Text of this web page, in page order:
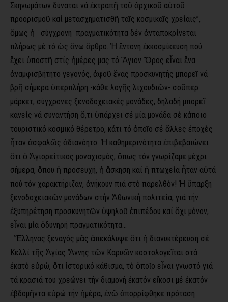
Σκηνωμάτων δύναται νά ἐκτραπῇ τοῦ ἀρχικοῦ αὐτοῦ
προορισμοῦ καί μετασχηματισθῆ ταῖς κοσμικαῖς χρείαις”,
ὅμως ἡ σύγχρονη πρα­γματικότητα δέν ἀνταποκρίνεται
πλήρως μέ τό ὡς ἄνω ἄρθρο. Ἡ ἔντονη ἐκκοσμίκευση πού
ἔχει ὑποστῆ στίς ἡμέρες μας τό Ἅγιον Ὄρος εἶναι ἕνα
ἀναμφισβήτητο γεγονός, ἀφοῦ ἕνας προσκυνητής μπορεῖ νά
βρῆ σήμερα ὑπερπλήρη -κάθε λογῆς λιχουδιῶν- σοῦπερ
μάρκετ, σύγχρονες ξενοδοχειακές μονάδες, δηλαδή μπορεῖ
κανείς νά συναντήση ὅ,τι ὑπάρχει σέ μία μονάδα σέ κάποιο
τουριστικό κοσμικό θέρετρο, κάτι τό ὁποῖο σέ ἄλλες ἐποχές
ἦταν ἀσφαλῶς ἀδιανόητο. Ἡ καθημερινότητα ἐπιβεβαιώνει
ὅτι ὁ Ἁγιορείτικος μοναχισμός, ὅπως τόν γνωρίζαμε μέχρι
σήμερα, ὅπου ἡ προσευχή, ἡ ἄσκηση καί ἡ πτωχεία ἦταν αὐτά
πού τόν χαρακτήριζαν, ἀνήκουν πιά στό παρελθόν! Ἡ ὕπαρξη
ξενοδοχειακῶν μονάδων στήν Ἀθωνική πολιτεία, γιά τήν
ἐξυπηρέτηση προσ­κυνητῶν ὑψηλοῦ ἐπιπέδου καί ὄχι μόνον,
εἶναι μία ὀδυνηρή πραγματικότητα…
Ἕλληνας ξεναγός μᾶς ἀπεκάλυψε ὅτι ἡ διανυκτέρευση σέ
Κελλί τῆς Ἁγίας Ἄννης τῶν Καρυῶν κοστολογεῖται στά
ἑκατό εὐρώ, ὅτι ἱστορικό κάθισμα, τό ὁποῖο εἶναι γνωστό γιά
τά κρασιά του χρεώνει τήν διαμονή ἑκατόν εἴκοσι μέ ἑκατόν
ἑβδομῆντα εὐρώ τήν ἡμέρα, ἐνῶ ἀπορρίφθηκε πρόταση